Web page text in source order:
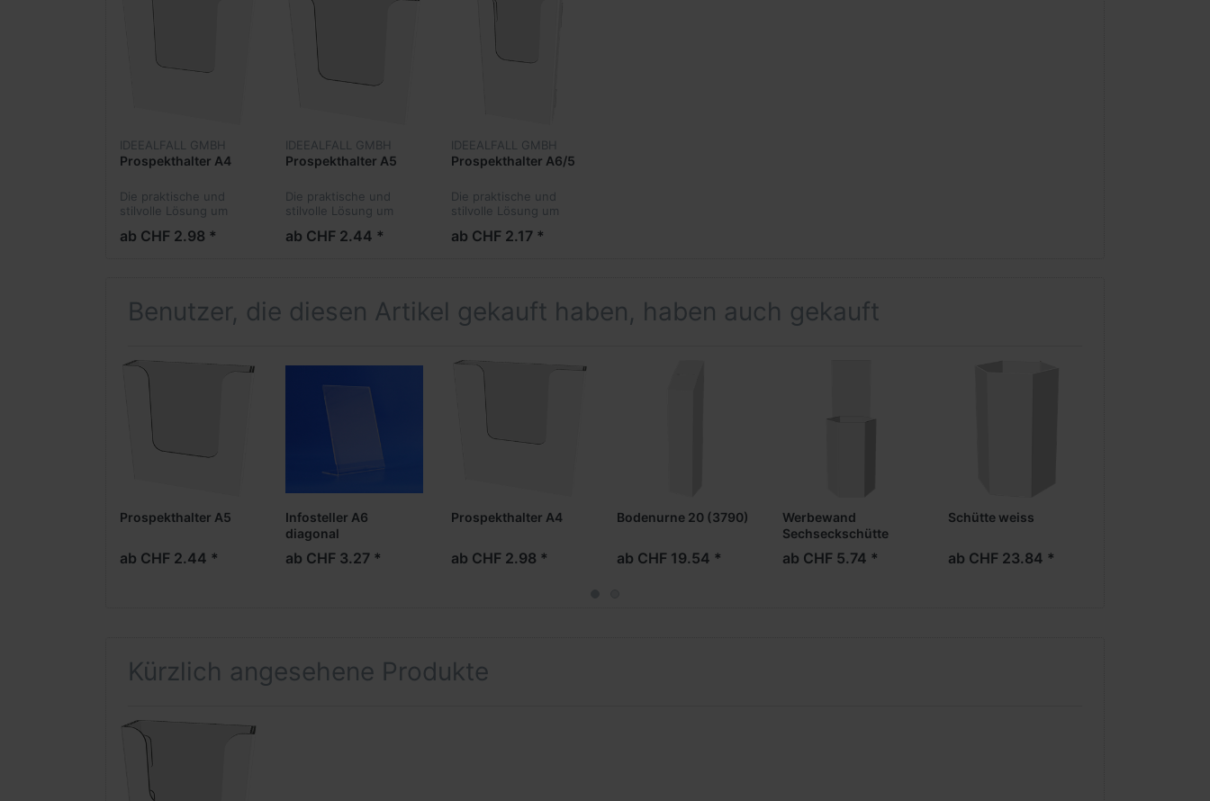
IDEEALFALL GMBH
Prospekthalter A4
Die praktische und
stilvolle Lösung um
Wand oder einem
ab CHF 2.98 *
IDEEALFALL GMBH
Prospekthalter A5
Die praktische und
stilvolle Lösung um
Wand oder einem
ab CHF 2.44 *
IDEEALFALL GMBH
Prospekthalter A6/5
Die praktische und
stilvolle Lösung um
Wand oder einem
ab CHF 2.17 *
Benutzer, die diesen Artikel gekauft haben, haben auch gekauft
Prospekthalter A5
ab CHF 2.44 *
Infosteller A6
diagonal
ab CHF 3.27 *
Prospekthalter A4
ab CHF 2.98 *
Bodenurne 20 (3790)
ab CHF 19.54 *
Werbewand
Sechseckschütte
ab CHF 5.74 *
Schütte weiss
ab CHF 23.84 *
Kürzlich angesehene Produkte